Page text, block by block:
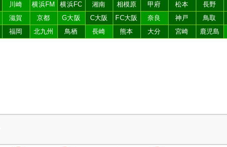
川崎 横浜FM 横浜FC 湘南 相模原 甲府 松本 長野
滋賀 京都 G大阪 C大阪 FC大阪 奈良 神戸 鳥取
福岡 北九州 鳥栖 長崎 熊本 大分 宮崎 鹿児島